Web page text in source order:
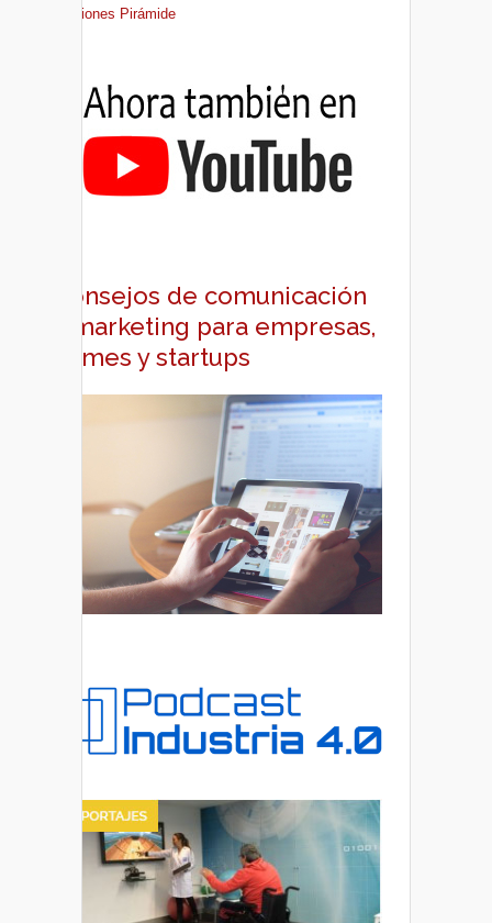
Ediciones Pirámide
Consejos de comunicación
y marketing para empresas,
pymes y startups